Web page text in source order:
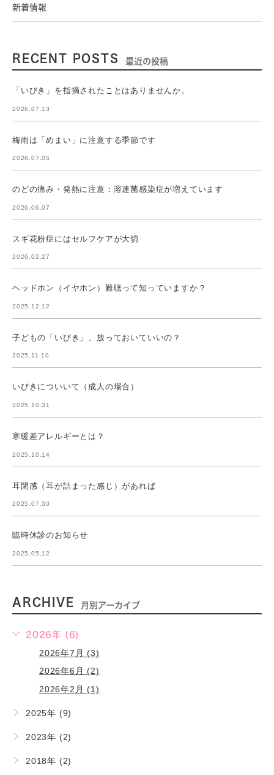
新着情報
RECENT POSTS 最近の投稿
「いびき」を指摘されたことはありませんか。
2026.07.13
梅雨は「めまい」に注意する季節です
2026.07.05
のどの痛み・発熱に注意：溶連菌感染症が増えています
2026.06.07
スギ花粉症にはセルフケアが大切
2026.02.27
ヘッドホン（イヤホン）難聴って知っていますか？
2025.12.12
子どもの「いびき」、放っておいていいの？
2025.11.10
いびきについいて（成人の場合）
2025.10.31
寒暖差アレルギーとは？
2025.10.14
耳閉感（耳が詰まった感じ）があれば
2025.07.30
臨時休診のお知らせ
2025.05.12
ARCHIVE 月別アーカイブ
2026年 (6)
2026年7月 (3)
2026年6月 (2)
2026年2月 (1)
2025年 (9)
2023年 (2)
2018年 (2)